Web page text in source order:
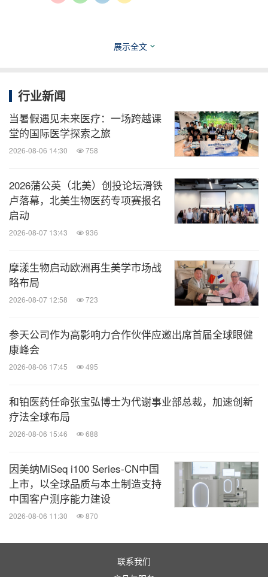
展示全文
行业新闻
当暑假遇见未来医疗：一场跨越课
堂的国际医学探索之旅
2026-08-06 14:30 758
2026蒲公英（北美）创投论坛滑铁
卢落幕，北美生物医药专项赛报名
启动
2026-08-07 13:43 936
摩漾生物启动欧洲再生美学市场战
略布局
2026-08-07 12:58 723
参天公司作为高影响力合作伙伴应邀出席首届全球眼健
康峰会
2026-08-06 17:45 495
和铂医药任命张宝弘博士为代谢事业部总裁，加速创新
疗法全球布局
2026-08-06 15:46 688
因美纳MiSeq i100 Series-CN中国
上市，以全球品质与本土制造支持
中国客户测序能力建设
2026-08-06 11:30 870
联系我们